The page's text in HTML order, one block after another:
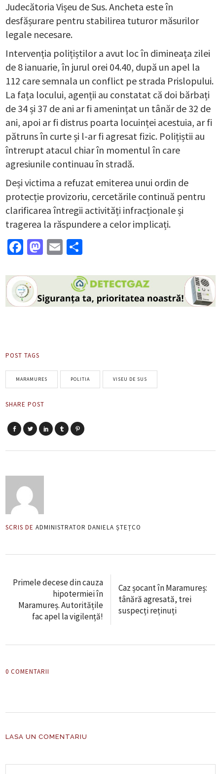
Judecătoria Vișeu de Sus. Ancheta este în
desfășurare pentru stabilirea tuturor măsurilor
legale necesare.
Intervenția polițiștilor a avut loc în dimineața zilei
de 8 ianuarie, în jurul orei 04.40, după un apel la
112 care semnala un conflict pe strada Prislopului.
La fața locului, agenții au constatat că doi bărbați
de 34 și 37 de ani ar fi amenințat un tânăr de 32 de
ani, apoi ar fi distrus poarta locuinței acestuia, ar fi
pătruns în curte și l-ar fi agresat fizic. Polițiștii au
întrerupt atacul chiar în momentul în care
agresiunile continuau în stradă.
Deși victima a refuzat emiterea unui ordin de
protecție provizoriu, cercetările continuă pentru
clarificarea întregii activități infracționale și
tragerea la răspundere a celor implicați.
Facebook
Mastodon
Email
POST TAGS
MARAMURES POLITIA VISEU DE SUS
SHARE POST
SCRIS DE ADMINISTRATOR DANIELA ȘTEȚCO
Primele decese din cauza
hipotermiei în
Maramureș. Autoritățile
fac apel la vigilență!
Caz șocant în Maramureș:
tânără agresată, trei
suspecți reținuți
0 COMENTARII
LASA UN COMENTARIU